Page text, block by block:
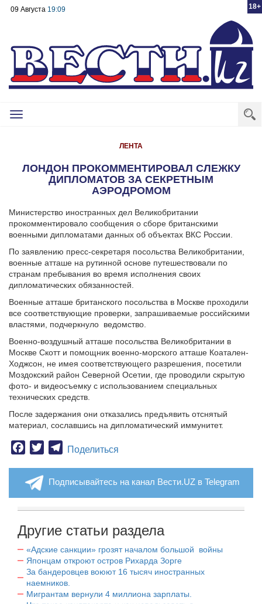
18+
09 Августа 19:09
Toggle
ЛЕНТА
ЛОНДОН ПРОКОММЕНТИРОВАЛ СЛЕЖКУ
ДИПЛОМАТОВ ЗА СЕКРЕТНЫМ
АЭРОДРОМОМ
Министерство иностранных дел Великобритании
прокомментировало сообщения о сборе британскими
военными дипломатами данных об объектах ВКС России.
По заявлению пресс-секретаря посольства Великобритании,
военные атташе на рутинной основе путешествовали по
странам пребывания во время исполнения своих
дипломатических обязанностей.
Военные атташе британского посольства в Москве проходили
все соответствующие проверки, запрашиваемые российскими
властями, подчеркнуло ведомство.
Военно-воздушный атташе посольства Великобритании в
Москве Скотт и помощник военно-морского атташе Коатален-
Ходжсон, не имея соответствующего разрешения, посетили
Моздокский район Северной Осетии, где проводили скрытую
фото- и видеосъемку с использованием специальных
технических средств.
После задержания они отказались предъявить отснятый
материал, сославшись на дипломатический иммунитет.
Facebook
TwitterTelegram
Поделиться
Подписывайтесь на канал Вести.UZ в Telegram
Другие статьи раздела
«Адские санкции» грозят началом большой войны
Японцам откроют остров Рихарда Зорге
За бандеровцев воюют 16 тысяч иностранных
наемников.
Мигрантам вернули 4 миллиона зарплаты.